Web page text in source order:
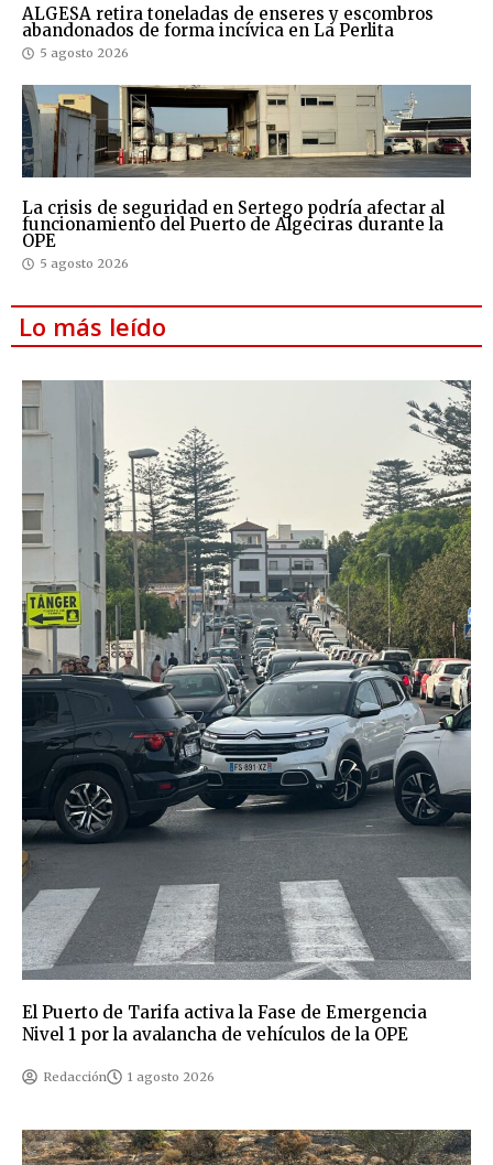
ALGESA retira toneladas de enseres y escombros
abandonados de forma incívica en La Perlita
5 agosto 2026
La crisis de seguridad en Sertego podría afectar al
funcionamiento del Puerto de Algeciras durante la
OPE
5 agosto 2026
Lo más leído
El Puerto de Tarifa activa la Fase de Emergencia
Nivel 1 por la avalancha de vehículos de la OPE
Redacción 1 agosto 2026